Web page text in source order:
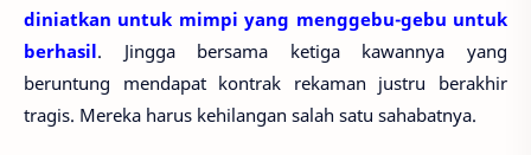
diniatkan untuk mimpi yang menggebu-gebu untuk
berhasil. Jingga bersama ketiga kawannya yang
beruntung mendapat kontrak rekaman justru berakhir
tragis. Mereka harus kehilangan salah satu sahabatnya.